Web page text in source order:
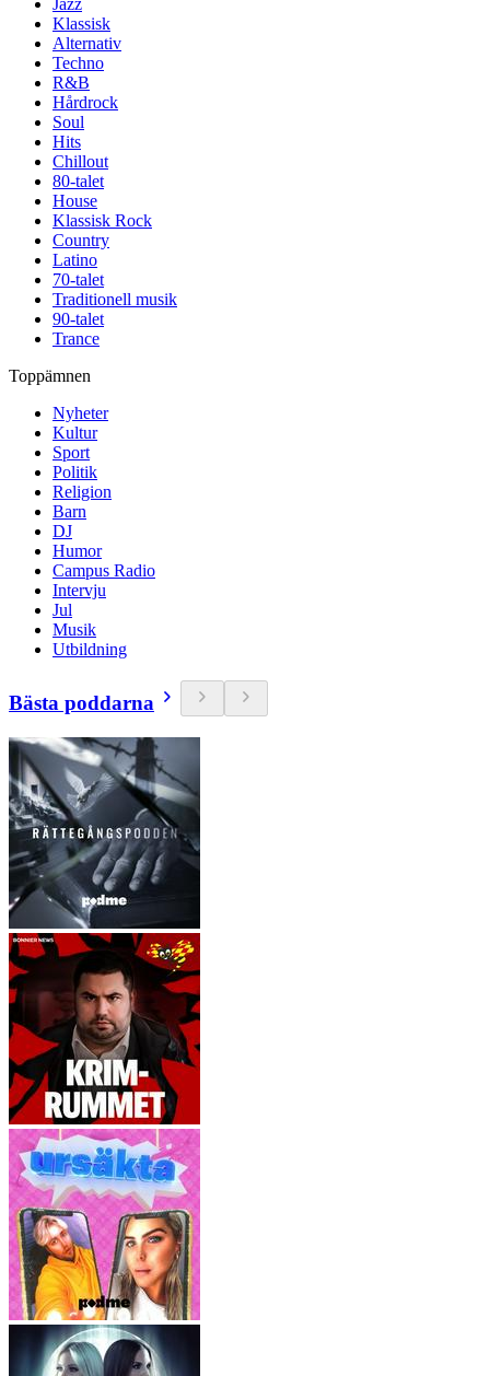
Jazz
Klassisk
Alternativ
Techno
R&B
Hårdrock
Soul
Hits
Chillout
80-talet
House
Klassisk Rock
Country
Latino
70-talet
Traditionell musik
90-talet
Trance
Toppämnen
Nyheter
Kultur
Sport
Politik
Religion
Barn
DJ
Humor
Campus Radio
Intervju
Jul
Musik
Utbildning
Bästa poddarna